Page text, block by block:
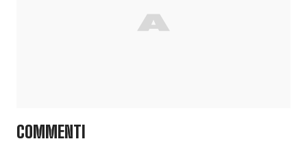
COMMENTI